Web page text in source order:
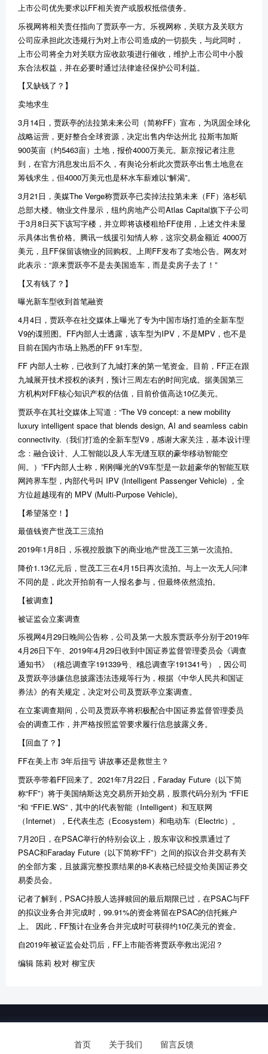
上市公司优先要求以FF相关资产或股权抵偿债务。
乐视网将相关责任指向了贾跃亭一方。乐视网称，关联方及关联方
公司应承担此次违规行为对上市公司造成的一切损失，与此同时，
上市公司将全力对关联方应收款项进行催收，维护上市公司中小股
东合法权益，并在必要时通过法律途径保护公司利益。
【又缺钱了？】
卖地求生
3月14日，贾跃亭的法拉第未来公司（简称FF）宣布，为巩固全球化
战略运营，更好整合全球资源，决定出售内华达州北 拉斯韦加斯
900英亩（约5463亩）土地，报价4000万美元。新京报记者注意
到，在官方消息发出后不久，有舆论分析此次贾跃亭出售土地意在
筹钱求生，但4000万美元也是杯水车薪难以“解渴”。
3月21日，美媒The Verge称贾跃亭已卖掉法拉第未来（FF）洛杉矶
总部大楼。物业文件显示，纽约房地产公司Atlas Capital旗下子公司
于3月8日买下该写字楼，并立即将该楼租给FF使用，上述文件未显
示具体出售价格。腾讯一线援引知情人称，这宗交易金额近 4000万
美元，且FF保留该物业的回购权。上周FF发布了卖地公告。网友对
此表示：“原来贾跃亭不是去美国造车，而是卖房子去了！”
【又有钱了？】
曝光新车型收到首笔融资
4月4日，贾跃亭在社交媒体上曝光了专为中国市场打造的全新车型
V9的谍照图。FF内部人士透露，该车型为IPV，不是MPV，也不是
目前在国内市场上熟悉的FF 91车型。
FF 内部人士称，已收到了九城打来的第一笔资金。目前，FF正在跟
九城展开技术授权的谈判，预计三周左右的时间完成。据美国第三
方机构对FF核心知识产权的估值，目前价值高达10亿美元。
贾跃亭在其社交媒体上写道：“The V9 concept: a new mobility
luxury intelligent space that blends design, AI and seamless cabin
connectivity.（我们打造的全新车型V9，感谢大家关注，基本设计理
念：融合设计、人工智能以及人车无缝互联的豪华移动智能空
间。）”FF内部人士称，刚刚曝光的V9车型是一款超豪华的智能互联
网跨界车型，内部代号叫 IPV (Intelligent Passenger Vehicle) ，全
方位超越现有的 MPV (Multi-Purpose Vehicle)。
【希望落空！】
最值钱资产世茂工三流拍
2019年1月8日，乐视控股旗下的商业地产世茂工三第一次流拍。
降价1.13亿元后，世茂工三在4月15日再次流拍。与上一次无人问津
不同的是，此次开拍前有一人报名参与，但最终依然流拍。
【被调查】
被证监会立案调查
乐视网4月29日晚间公告称，公司及第一大股东贾跃亭分别于2019年
4月26日下午、2019年4月29日收到中国证券监督管理委员会《调查
通知书》（稽总调查字191339号、稽总调查字191341号），因公司
及贾跃亭涉嫌信息披露违法违规等行为，根据《中华人民共和国证
券法》的有关规定，决定对公司及贾跃亭立案调查。
在立案调查期间，公司及贾跃亭将积极配合中国证券监督管理委员
会的调查工作，并严格按照监管要求履行信息披露义务。
【回血了？】
FF在美上市 3年后扭亏 讲故事还是救世主？
贾跃亭带着FF回来了。2021年7月22日，Faraday Future（以下简
称“FF”）将于美国纳斯达克交易所开始交易，股票代码分别为 “FFIE
“和 “FFIE.WS”，其中的I代表智能（Intelligent）和互联网
（Internet），E代表生态（Ecosystem）和电动车（Electric）。
7月20日，在PSAC举行的特别会议上，股东审议和投票通过了
PSAC和Faraday Future（以下简称“FF”）之间的拟议合并交易有关
的全部方案，且披露完整投票结果的8-K表格已经提交给美国证券交
易委员会。
记者了解到，PSAC持股人选择赎回的最后期限已过，在PSAC与FF
的拟议业务合并完成时，99.91%的资金将留在PSAC的信托账户
上。 因此，FF预计在业务合并完成时可获得约10亿美元的资金。
自2019年被证监会处罚后，FF上市能否将贾跃亭救出泥沼？
编辑 陈莉 校对 柳宝庆
首页 关于我们 留言反馈